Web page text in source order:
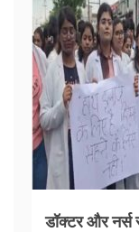
डॉक्टर और नर्स